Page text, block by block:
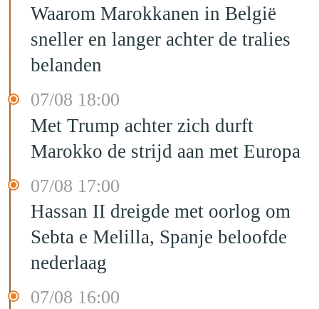
Waarom Marokkanen in België
sneller en langer achter de tralies
belanden
07/08 18:00
Met Trump achter zich durft
Marokko de strijd aan met Europa
07/08 17:00
Hassan II dreigde met oorlog om
Sebta e Melilla, Spanje beloofde
nederlaag
07/08 16:00